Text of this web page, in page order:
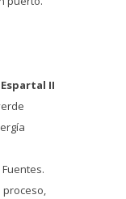
Espartal II
proceso,